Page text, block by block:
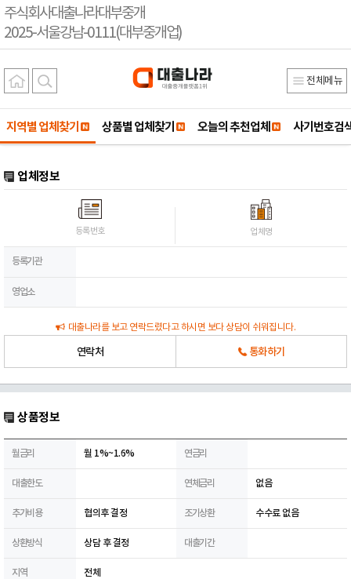
주식회사대출나라대부중개
2025-서울강남-0111(대부중개업)
전체메뉴
지역별 업체찾기 상품별 업체찾기 오늘의 추천업체 사기번호검
업체정보
등록번호 업체명
등록기관
영업소
대출나라를 보고 연락드렸다고 하시면 보다 상담이 쉬워집니다.
연락처 통화하기
상품정보
월금리 월 1%~1.6% 연금리
대출한도 연체금리 없음
추가비용 협의후 결정 조기상환 수수료 없음
상환방식 상담 후 결정 대출기간
지역 전체